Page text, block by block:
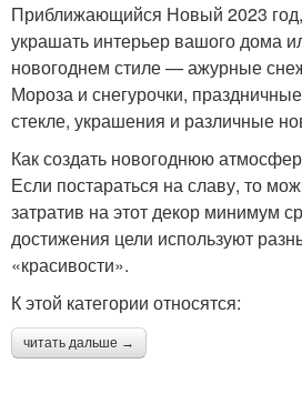
Приближающийся Новый 2023
украшать интерьер вашого дома
новогоднем стиле — ажурные
Мороза и снегурочки,
стекле, украшения и различные
Как создать новогоднюю
Если постараться на славу, то
затратив на этот декор минимум
достижения цели используют
«красивости».
К этой категории относятся:
читать дальше →